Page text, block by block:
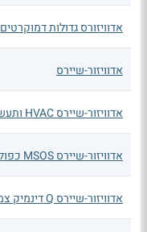
אדוויזורס גדולות דמוקרטים
אדוויזור-שיירס
אדוויזור-שיירס HVAC ותעשייתי
אדוויזור-שיירס MSOS כפול 2
אדוויזור-שיירס Q דינמיק צמיחה